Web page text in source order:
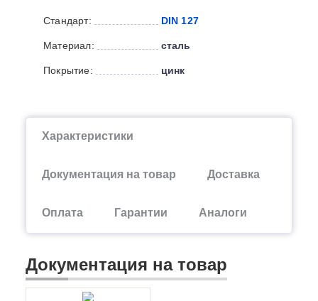
Стандарт: DIN 127
Материал: сталь
Покрытие: цинк
Характеристики
Документация на товар Доставка
Оплата Гарантии Аналоги
Документация на товар